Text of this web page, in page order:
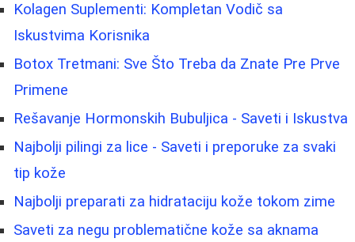
Kolagen Suplementi: Kompletan Vodič sa
Iskustvima Korisnika
Botox Tretmani: Sve Što Treba da Znate Pre Prve
Primene
Rešavanje Hormonskih Bubuljica - Saveti i Iskustva
Najbolji pilingi za lice - Saveti i preporuke za svaki
tip kože
Najbolji preparati za hidrataciju kože tokom zime
Saveti za negu problematične kože sa aknama